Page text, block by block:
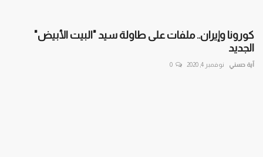
كورونا وإيران.. ملفات على طاولة سيد "البيت الأبيض"
الجديد
آية حسني نوفمبر 4, 2020 0